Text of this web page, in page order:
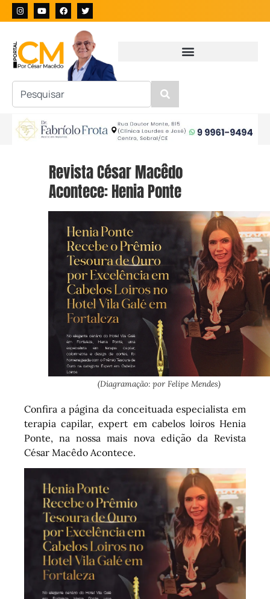
Revista César Macêdo
Acontece: Henia Ponte
(Diagramação: por Felipe Mendes)
Confira a página da conceituada especialista em
terapia capilar, expert em cabelos loiros Henia
Ponte, na nossa mais nova edição da Revista
César Macêdo Acontece.